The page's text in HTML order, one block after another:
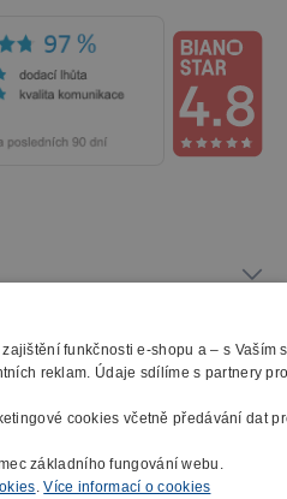
- Všechna práva vyhrazena.
funkčnosti e-shopu a – s Vaším
reklam. Údaje sdílíme s partnery
cookies včetně předávání dat
základního fungování webu.
. Více informací o cookies